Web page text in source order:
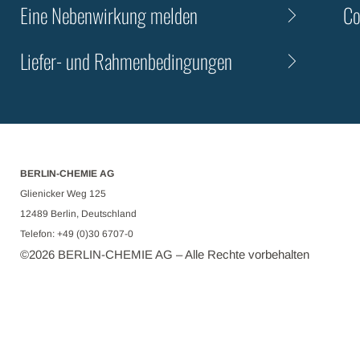
Eine Nebenwirkung melden
Liefer- und Rahmenbedingungen
BERLIN-CHEMIE AG
Glienicker Weg 125
12489 Berlin, Deutschland
Telefon: +49 (0)30 6707-0
©2026 BERLIN-CHEMIE AG – Alle Rechte vorbehalten